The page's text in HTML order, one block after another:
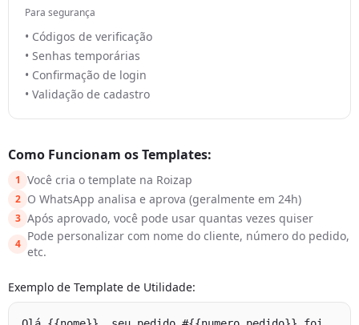
Para segurança
• Códigos de verificação
• Senhas temporárias
• Confirmação de login
• Validação de cadastro
Como Funcionam os Templates:
1 Você cria o template na Roizap
2 O WhatsApp analisa e aprova (geralmente em 24h)
3 Após aprovado, você pode usar quantas vezes quiser
4
Pode personalizar com nome do cliente, número do pedido,
etc.
Exemplo de Template de Utilidade: